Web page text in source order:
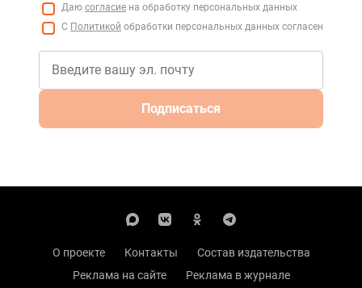
Даю согласие на обработку персональных данных
С Политикой обработки персональных данных согласен
Подписаться
О проекте Контакты
Состав издательства
Реклама на сайте
Реклама в журнале